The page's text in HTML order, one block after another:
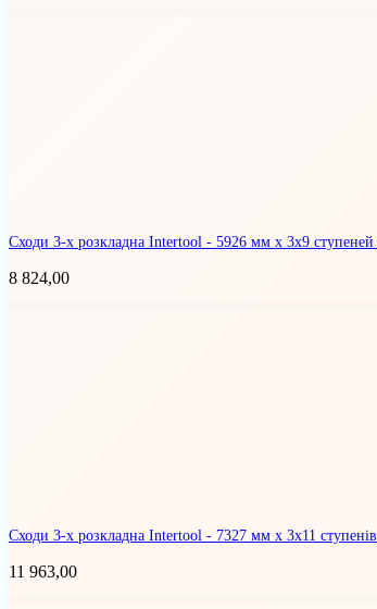
Сходи 3-х розкладна Intertool - 5926 мм х 3x9 ступеней
8 824,00
Сходи 3-х розкладна Intertool - 7327 мм х 3x11 ступенів
11 963,00